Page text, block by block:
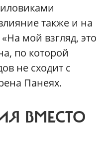
также и на
мой взгляд, это
по которой
не сходит с
Панеях.
ВМЕСТО